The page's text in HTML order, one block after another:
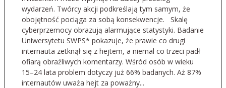
wydarzeń. Twórcy akcji podkreślają tym samym, że
obojętność pociąga za sobą konsekwencje. Skalę
cyberprzemocy obrazują alarmujące statystyki. Badanie
Uniwersytetu SWPS* pokazuje, że prawie co drugi
internauta zetknął się z hejtem, a niemal co trzeci padł
ofiarą obraźliwych komentarzy. Wśród osób w wieku
15–24 lata problem dotyczy już 66% badanych. Aż 87%
internautów uważa hejt za poważny...